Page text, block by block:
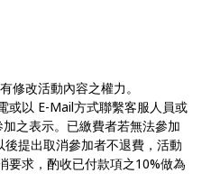
修改活動內容之權力。
或以 E-Mail方式聯繫客服人員或
之表示。已繳費者若無法參加
提出取消參加者不退費，活動
要求，酌收已付款項之10%做為